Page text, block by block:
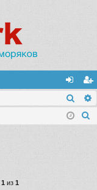
хо
д
ег
ис
1 из 1